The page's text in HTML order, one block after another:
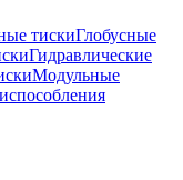
тискиГлобусные
Гидравлические
Модульные